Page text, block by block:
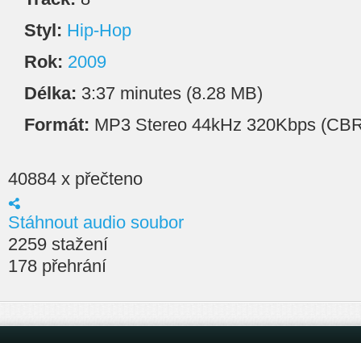
Styl: Hip-Hop
Rok: 2009
Délka: 3:37 minutes (8.28 MB)
Formát: MP3 Stereo 44kHz 320Kbps
40884 x přečteno
Stáhnout audio soubor
2259 stažení
178 přehrání